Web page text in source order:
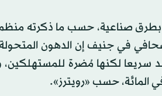
بطرق صناعية، حسب ما ذكرته
في جنيف إن الدهون
سريعا لكنها مُضرة للمستهلكين،